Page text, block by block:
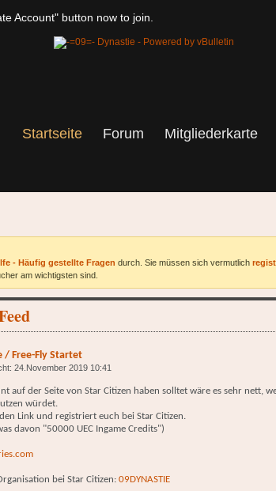
Account" button now to join.
Startseite Forum Mitgliederkarte
- Häufig gestellte Fragen durch. Sie müssen sich vermutlich
am wichtigsten sind.
/ Free-Fly Startet
24.November 2019 10:41
auf der Seite von Star Citizen haben solltet wäre es sehr nett,
würdet.
Link und registriert euch bei Star Citizen.
davon "50000 UEC Ingame Credits")
bei Star Citizen:09DYNASTIE